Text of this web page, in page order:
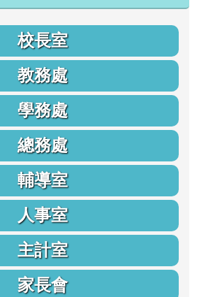
校長室
教務處
學務處
總務處
輔導室
人事室
主計室
家長會